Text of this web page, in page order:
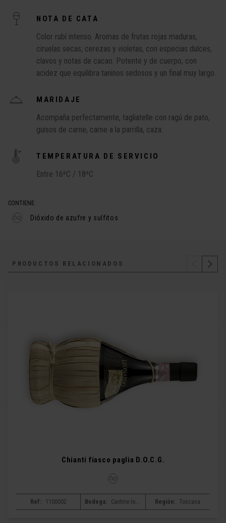
NOTA DE CATA
Color rubí intenso. Aromas de frutas rojas maduras,
ciruelas secas, cerezas y violetas, con especias dulces,
clavos y notas de cacao. Potente y de cuerpo, con
acidez que equilibra taninos sedosos y un final muy largo.
MARIDAJE
Acompaña perfectamente, tagliatelle con ragú de pato,
guisos de carne, carne a la parrilla, caza.
TEMPERATURA DE SERVICIO
Entre 16ºC / 18ºC
CONTIENE:
Dióxido de azufre y sulfitos
PRODUCTOS RELACIONADOS
Chianti fiasco paglia D.O.C.G.
Ref: 1100002 Bodega: Región: Toscana